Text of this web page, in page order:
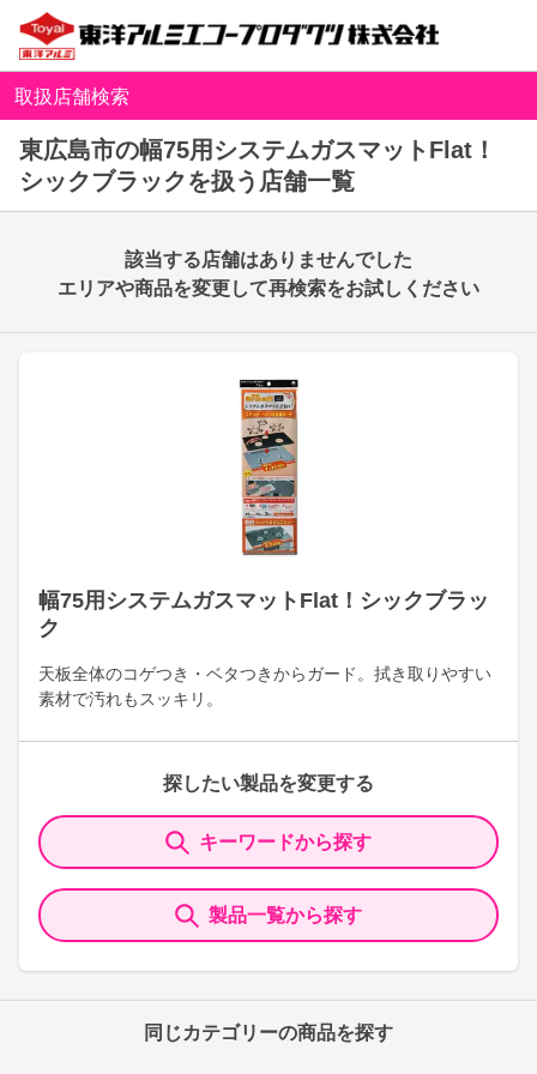
取扱店舗検索
東広島市の幅75用システムガスマットFlat！
シックブラックを扱う店舗一覧
幅75用システムガスマットFlat！シックブラッ
ク
天板全体のコゲつき・ベタつきからガード。拭き取りやすい
素材で汚れもスッキリ。
探したい製品を変更する
キーワードから探す
製品一覧から探す
同じカテゴリーの商品を探す
該当する店舗はありませんでした
エリアや商品を変更して再検索をお試しください